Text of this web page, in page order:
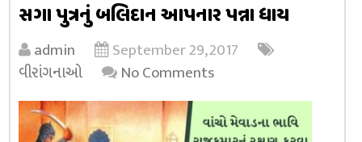
સગા પુત્રનું બલિદાન આપનાર પન્ના ધાય
admin
September 29, 2017
વીરાંગનાઓ
No Comments